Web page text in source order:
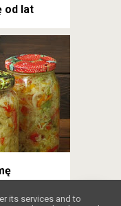
od lat
its services and to